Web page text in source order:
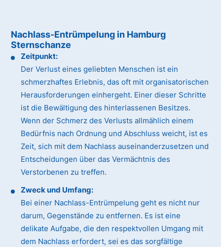
Nachlass-Entrümpelung in Hamburg
Sternschanze
Zeitpunkt:
Der Verlust eines geliebten Menschen ist ein
schmerzhaftes Erlebnis, das oft mit organisatorischen
Herausforderungen einhergeht. Einer dieser Schritte
ist die Bewältigung des hinterlassenen Besitzes.
Wenn der Schmerz des Verlusts allmählich einem
Bedürfnis nach Ordnung und Abschluss weicht, ist es
Zeit, sich mit dem Nachlass auseinanderzusetzen und
Entscheidungen über das Vermächtnis des
Verstorbenen zu treffen.
Zweck und Umfang:
Bei einer Nachlass-Entrümpelung geht es nicht nur
darum, Gegenstände zu entfernen. Es ist eine
delikate Aufgabe, die den respektvollen Umgang mit
dem Nachlass erfordert, sei es das sorgfältige